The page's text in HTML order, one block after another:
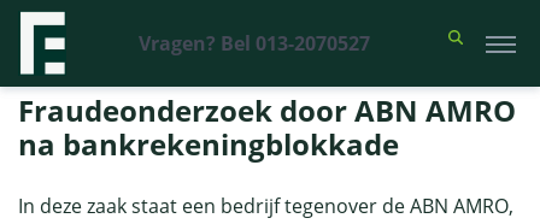
Vragen? Bel 013-2070527
Financieel Recht Advocaten >Uitspraken>Fraudeonderzoek door
ABN AMRO na bankrekeningblokkade
Fraudeonderzoek door ABN AMRO
na bankrekeningblokkade
In deze zaak staat een bedrijf tegenover de ABN AMRO,